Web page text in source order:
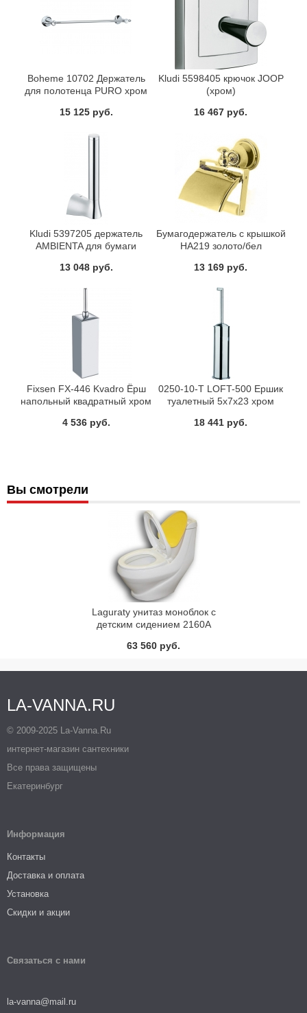
Boheme 10702 Держатель
для полотенца PURO хром
15 125 руб.
Kludi 5598405 крючок JOOP
(хром)
16 467 руб.
Kludi 5397205 держатель
AMBIENTA для бумаги
13 048 руб.
Бумагодержатель с крышкой
HA219 золото/бел
13 169 руб.
Fixsen FX-446 Kvadro Ёрш
напольный квадратный хром
4 536 руб.
0250-10-T LOFT-500 Ершик
туалетный 5х7х23 хром
18 441 руб.
Вы смотрели
Laguraty унитаз моноблок с
детским сидением 2160А
63 560 руб.
LA-VANNA.RU
© 2009-2025 La-Vanna.Ru
интернет-магазин сантехники
Все права защищены
Екатеринбург
Информация
Контакты
Доставка и оплата
Установка
Скидки и акции
Связаться с нами
la-vanna@mail.ru